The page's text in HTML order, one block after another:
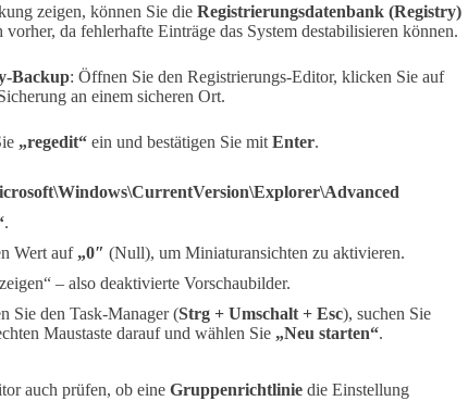
zeigen, können Sie die Registrierungsdatenbank (Registry)
da fehlerhafte Einträge das System destabilisieren können.
Backup: Öffnen Sie den Registrierungs-Editor, klicken Sie auf
an einem sicheren Ort.
„regedit“ ein und bestätigen Sie mit Enter.
.
Wert auf „0″ (Null), um Miniaturansichten zu aktivieren.
– also deaktivierte Vorschaubilder.
Sie den Task-Manager (Strg + Umschalt + Esc), suchen Sie
Maustaste darauf und wählen Sie „Neu starten“.
auch prüfen, ob eine Gruppenrichtlinie die Einstellung